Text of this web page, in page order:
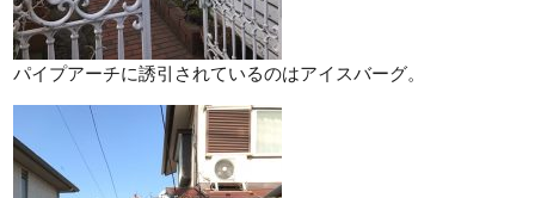
パイプアーチに誘引されているのはアイスバーグ。